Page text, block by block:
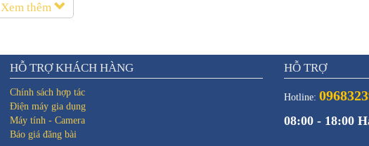
Xem thêm
HỖ TRỢ KHÁCH HÀNG
Chính sách hợp tác
Điện máy gia dụng
Máy tính - Camera
Báo giá đăng bài
HỖ TRỢ
Hotline:
08:00 - 18:00